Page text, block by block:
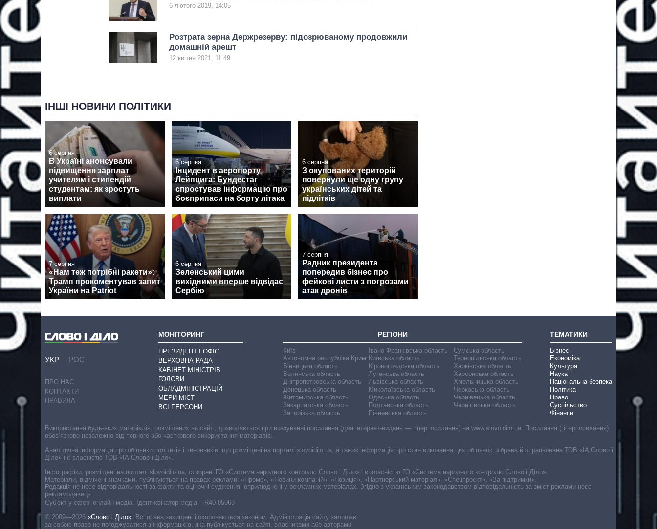
6 лютого 2019, 14:05
Розтрата зерна Держрезерву: підозрюваному продовжили
домашній арешт
12 квітня 2021, 11:49
ІНШІ НОВИНИ ПОЛІТИКИ
6 серпня
В Україні анонсували
підвищення зарплат
учителям і стипендій
студентам: як зростуть
виплати
6 серпня
Інцидент в аеропорту
Лейпцига: Бундестаг
спростував інформацію про
боєприпаси на борту літака
6 серпня
З окупованих територій
повернули ще одну групу
українських дітей та
підлітків
7 серпня
«Нам теж потрібні ракети»:
Трамп прокоментував запит
України на Patriot
6 серпня
Зеленський цими
вихідними вперше відвідає
Сербію
7 серпня
Радник президента
попередив бізнес про
фейкові листи з погрозами
атак дронів
УКР РОС
ПРО НАС
КОНТАКТИ
ПРАВИЛА
МОНІТОРИНГ
ПРЕЗИДЕНТ І ОФІС
ВЕРХОВНА РАДА
КАБІНЕТ МІНІСТРІВ
ГОЛОВИ
ОБЛАДМІНІСТРАЦІЙ
МЕРИ МІСТ
ВСІ ПЕРСОНИ
РЕГІОНИ
Київ
Автономна республіка Крим
Вінницька область
Волинська область
Дніпропетровська область
Донецька область
Житомирська область
Закарпатська область
Запорізька область
Івано-Франківська область
Київська область
Кіровоградська область
Луганська область
Львівська область
Миколаївська область
Одеська область
Полтавська область
Рівненська область
Сумська область
Тернопільська область
Харківська область
Херсонська область
Хмельницька область
Черкаська область
Чернівецька область
Чернігівська область
ТЕМАТИКИ
Бізнес
Економіка
Культура
Наука
Національна безпека
Політика
Право
Суспільство
Фінанси
Cуб'єкт у сфері онлайн-медіа. Ідентифікатор медіа – R40-05063
© 2009—2026 «Слово і Діло» Всі права захищені і охороняються законом. Адміністрація сайту залишає
за собою право не погоджуватися з інформацією, яка публікується на сайті, власниками або авторами
Використання будь-яких матеріалів, розміщених на сайті, дозволяється при вказуванні посилання (для інтернет-видань — гіперпосилання) на www.slovoidilo.ua. Посилання (гіперпосилання)
обов’язкове незалежно від повного або часткового використання матеріалів.
Аналітична інформація про обіцянки політиків і чиновників, що розміщені на порталі slovoidilo.ua, а також інформація про стан виконання цих обіцянок, зібрана й опрацьована ТОВ «ІА Слово і
Діло» і є власністю ТОВ «ІА Слово і Діло».
Інфографіки, розміщені на порталі slovoidilo.ua, створені ГО «Система народного контролю Слово і Діло» і є власністю ГО «Система народного контролю Слово і Діло».
Матеріали, відмічені значками, публікуються на правах реклами: «Промо», «Новини компаній», «Позиція», «Партнерський матеріал», «Спецпроєкт», «За підтримки».
Редакція не несе відповідальності за факти та оціночні судження, оприлюднені у рекламних матеріалах. Згідно з українським законодавством відповідальність за зміст реклами несе
рекламодавець.